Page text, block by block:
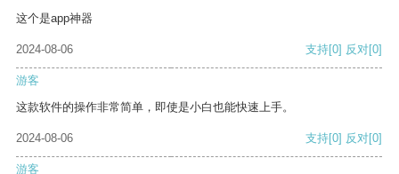
这个是app神器
2024-08-06 支持[0] 反对[0]
游客
这款软件的操作非常简单，即使是小白也能快速上手。
2024-08-06 支持[0] 反对[0]
游客